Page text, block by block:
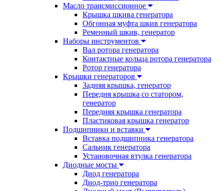
Масло трансмиссионное
Крышка шкива генератора
Обгонная муфта шкив генератора
Ременный шкив, генератор
Наборы инструментов
Вал ротора генератора
Контактные кольца ротора генератора
Ротор генератора
Крышки генераторов
Задняя крышка, генератор
Передня крышка со статором,
генератор
Передняя крышка генератора
Пластиковая крышка генератор
Подшипники и вставки
Вставка подшипника генератора
Сальник генератора
Установочная втулка генератора
Диодные мосты
Диод генератора
Диод-трио генератора